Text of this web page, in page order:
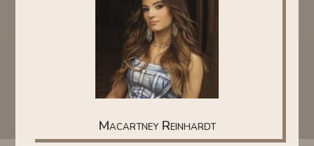
Macartney Reinhardt